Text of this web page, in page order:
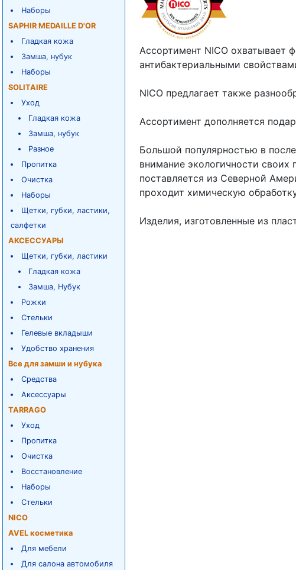
Наборы
SAPHIR MEDAILLE D'OR
Гладкая кожа
Замша, нубук
Наборы
SOLITAIRE
Уход
Гладкая кожа
Замша, нубук
Разное
Пропитка
Очистка
Наборы
Щетки, губки, ластики,
салфетки
АКСЕССУАРЫ
Щетки, губки, ластики
Гладкая кожа
Замша, Нубук
Рожки
Стельки
Гелевые вкладыши
Удобство хранения
Все для замши и нубука
Средства
Аксессуары
TARRAGO
Уход
Пропитка
Очистка
Восстановление
Наборы
Стельки
NICO
AVEL косметика
Для мебели
Для салона автомобиля
Ассортимент NICO охватывает
антибактериальными
NICO предлагает также
Ассортимент дополняется
Большой популярностью в
внимание экологичности
поставляется из Северной
проходит химическую
Изделия, изготовленные из